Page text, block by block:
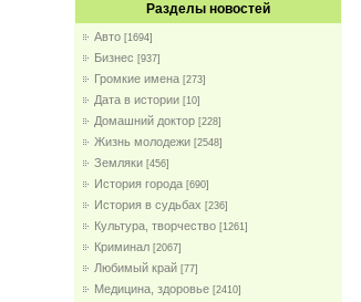
Разделы новостей
Авто [1694]
Бизнес [937]
Громкие имена [273]
Дата в истории [10]
Домашний доктор [228]
Жизнь молодежи [2548]
Земляки [456]
История города [690]
История в судьбах [236]
Культура, творчество [1261]
Криминал [2067]
Любимый край [77]
Медицина, здоровье [2410]